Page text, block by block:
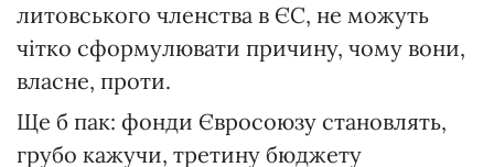
литовського членства в ЄС, не можуть
чітко сформулювати причину, чому вони,
власне, проти.
Ще б пак: фонди Євросоюзу становлять,
грубо кажучи, третину бюджету